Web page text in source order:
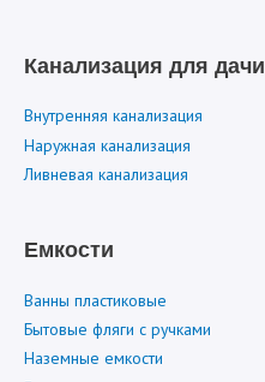
Канализация для дачи
Внутренняя канализация
Наружная канализация
Ливневая канализация
Емкости
Ванны пластиковые
Бытовые фляги с ручками
Наземные емкости